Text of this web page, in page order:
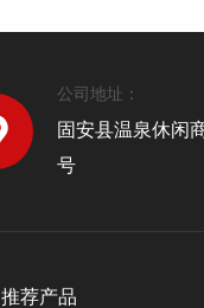
公司地址：
固安县温泉休闲
号
推荐产品